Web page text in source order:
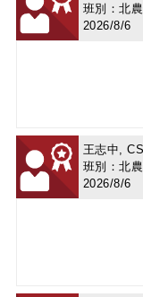
班別：北
2026/8/6
王志中,
班別：北
2026/8/6